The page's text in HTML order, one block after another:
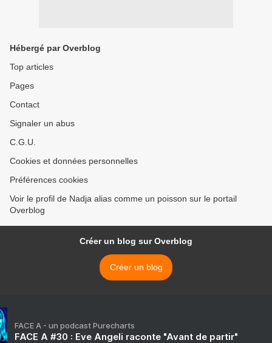
Hébergé par Overblog
Top articles
Pages
Contact
Signaler un abus
C.G.U.
Cookies et données personnelles
Préférences cookies
Voir le profil de Nadja alias comme un poisson sur le portail
Overblog
Créer un blog sur Overblog
Créer un blog
FACE A - un podcast Purecharts
FACE A #30 : Eve Angeli raconte "Avant de partir"